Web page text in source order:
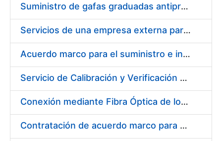
Suministro de gafas graduadas antiproyecciones para los trabajadores de la FNMT-RCM en los centros de trabajo de Madrid y Burgos
Servicios de una empresa externa para el asesoramiento y resolución de los recursos de alzada que se presentan relacionados con procesos de selección para la FNMT-RCM
Acuerdo marco para el suministro e instalación de persianas, estores y otros complementos
Servicio de Calibración y Verificación Externa de los Equipos de Medición del Servicio de Prevención de la FNMT-RCM
Conexión mediante Fibra Óptica de los Centros de Proceso de Datos (CPDs) de las sedes de la FNMT-RCM de Burgos y Madrid
Contratación de acuerdo marco para el Suministro de Material de Electricidad para la Fábrica Nacional de Moneda y Timbre-Real Casa de la Moneda en su centro de trabajo de Burgos